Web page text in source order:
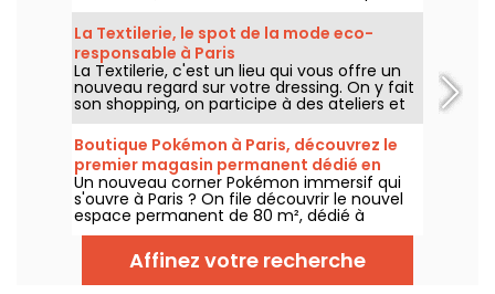
chill et estival, entre vlogs d'août, shopping,
gourmandises végé et détente, avec un
goût de nostalgie.
La Textilerie, le spot de la mode eco-
responsable à Paris
La Textilerie, c'est un lieu qui vous offre un
nouveau regard sur votre dressing. On y fait
son shopping, on participe à des ateliers et
on redécouvre la mode d'un point de vue
eco-responsable.
Boutique Pokémon à Paris, découvrez le
premier magasin permanent dédié en
images
Un nouveau corner Pokémon immersif qui
s'ouvre à Paris ? On file découvrir le nouvel
espace permanent de 80 m², dédié à
l’univers des célèbres créatures, au sein de
la boutique Le Coin des Barons, située rue de
Rivoli dans le 1er arrondissement. Depuis ce
28 mars 2025, ce corner unique attend les
Affinez votre recherche